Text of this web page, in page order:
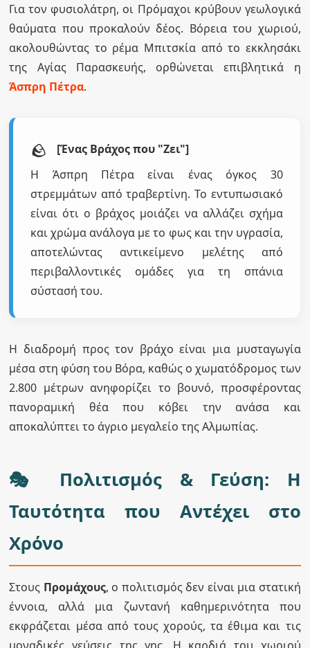
Για τον φυσιολάτρη, οι Πρόμαχοι κρύβουν γεωλογικά
θαύματα που προκαλούν δέος. Βόρεια του χωριού,
ακολουθώντας το ρέμα Μπιτσκία από το εκκλησάκι
της Αγίας Παρασκευής, ορθώνεται επιβλητικά η
Άσπρη Πέτρα.
🪨
[Ένας Βράχος που "Ζει"]
Η Άσπρη Πέτρα είναι ένας όγκος 30
στρεμμάτων από τραβερτίνη. Το εντυπωσιακό
είναι ότι ο βράχος μοιάζει να αλλάζει σχήμα
και χρώμα ανάλογα με το φως και την υγρασία,
αποτελώντας αντικείμενο μελέτης από
περιβαλλοντικές ομάδες για τη σπάνια
σύστασή του.
Η διαδρομή προς τον βράχο είναι μια μυσταγωγία
μέσα στη φύση του Βόρα, καθώς ο χωματόδρομος των
2.800 μέτρων ανηφορίζει το βουνό, προσφέροντας
πανοραμική θέα που κόβει την ανάσα και
αποκαλύπτει το άγριο μεγαλείο της Αλμωπίας.
🎭 Πολιτισμός & Γεύση: Η
Ταυτότητα που Αντέχει στο
Χρόνο
Στους Προμάχους, ο πολιτισμός δεν είναι μια στατική
έννοια, αλλά μια ζωντανή καθημερινότητα που
εκφράζεται μέσα από τους χορούς, τα έθιμα και τις
μοναδικές γεύσεις της γης. Η καρδιά του χωριού